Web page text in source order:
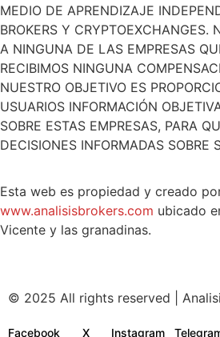
MEDIO DE APRENDIZAJE
BROKERS Y CRYPTOEXCHANGES.
A NINGUNA DE LAS EMPRESAS
RECIBIMOS NINGUNA
NUESTRO OBJETIVO ES
USUARIOS INFORMACIÓN
SOBRE ESTAS EMPRESAS, PARA
DECISIONES INFORMADAS SOBRE
Esta web es propiedad y creado
www.analisisbrokers.com ubicado
Vicente y las granadinas.
© 2025 All rights reserved |
Facebook X Instagram